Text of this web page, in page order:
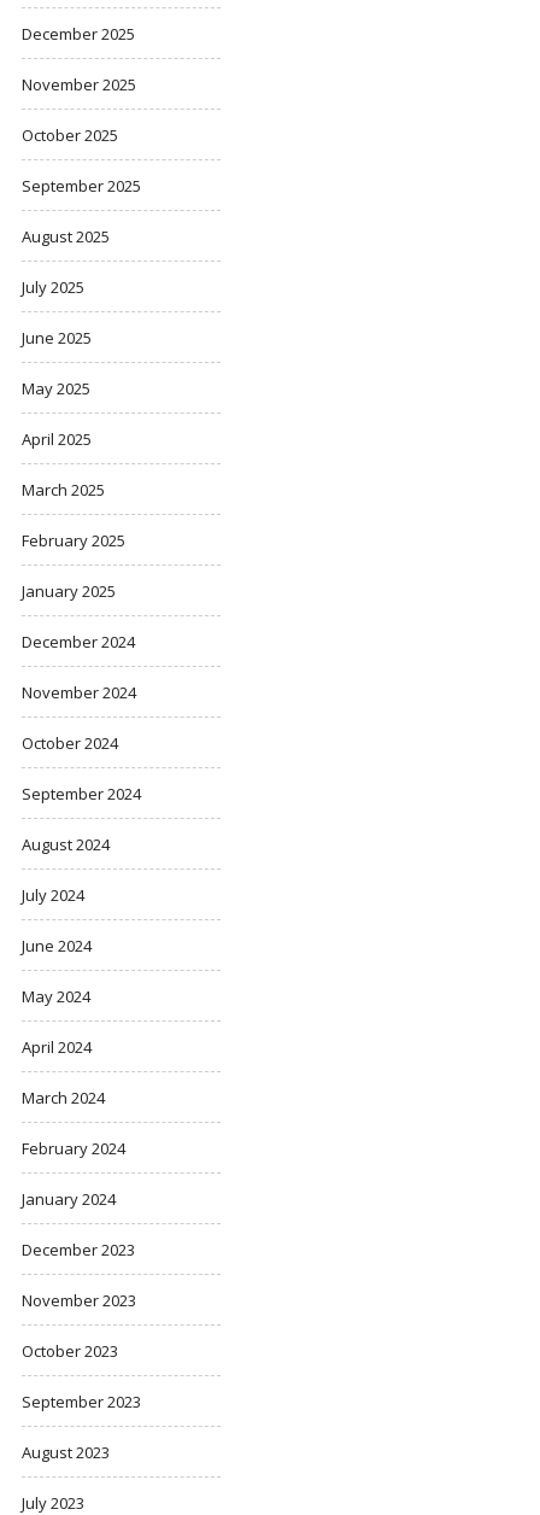
December 2025
November 2025
October 2025
September 2025
August 2025
July 2025
June 2025
May 2025
April 2025
March 2025
February 2025
January 2025
December 2024
November 2024
October 2024
September 2024
August 2024
July 2024
June 2024
May 2024
April 2024
March 2024
February 2024
January 2024
December 2023
November 2023
October 2023
September 2023
August 2023
July 2023